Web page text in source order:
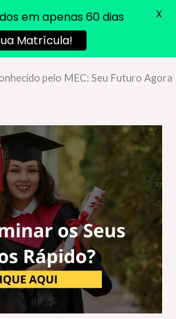
pelo MEC: Seu Futuro Agora
em apenas 60 dias
Matrícula!
X